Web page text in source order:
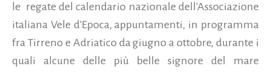
le regate del calendario nazionale dell'Associazione
italiana Vele d'Epoca, appuntamenti, in programma
fra Tirreno e Adriatico da giugno a ottobre, durante i
quali alcune delle più belle signore del mare